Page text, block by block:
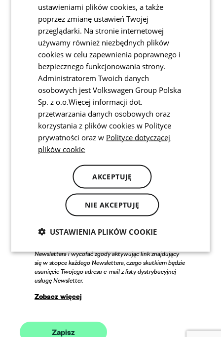
Chcę otrzymywać Newsletter od Volkswagen Group Polska Sp. z
o.o. z wykorzystaniem adresu e-mail oraz pozostałych podanych
przeze mnie Danych.*
W ramach Newslettera zgadzam się na otrzymywanie od
Volkswagen Group Polska Sp. z o.o. w/w informacji mogących
stanowić informacje handlowe i marketingowe.*
Akceptuję regulamin*
Pomóż nam dostosować komunikację do Twoich
potrzeb
Szukam nowego samochodu
Szukam informacji dla właścicieli samochodów Škoda
Administratorem danych jest Volkswagen Group Polska
sp. z o.o. z siedzibą w Poznaniu (61-037), ul. Krańcowa 44
wpisana do Rejestru Przedsiębiorców prowadzonego
przez Sąd Rejonowy w Poznaniu – Nowe Miasto i Wilda,
VIII Wydział Gospodarczy pod numerem KRS
(VGP).
Newslettera i wycofać zgody aktywując link znajdujący
się w stopce każdego Newslettera, czego skutkiem będzie
usunięcie Twojego adresu e-mail z listy dystrybucyjnej
usługę Newsletter.
Zobacz więcej
Zapisz
ustawieniami plików cookies, a także
poprzez zmianę ustawień Twojej
przeglądarki. Na stronie internetowej
używamy również niezbędnych plików
cookies w celu zapewnienia poprawnego i
bezpiecznego funkcjonowania strony.
Administratorem Twoich danych
osobowych jest Volkswagen Group Polska
Sp. z o.o.Więcej informacji dot.
przetwarzania danych osobowych oraz
korzystania z plików cookies w Polityce
prywatności oraz w Polityce dotyczącej
plików cookie
AKCEPTUJĘ
NIE AKCEPTUJĘ
USTAWIENIA PLIKÓW COOKIE